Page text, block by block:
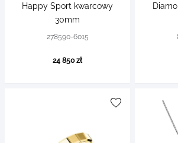
Happy Sport kwarcowy
30mm
278590-6015
24 850 zł